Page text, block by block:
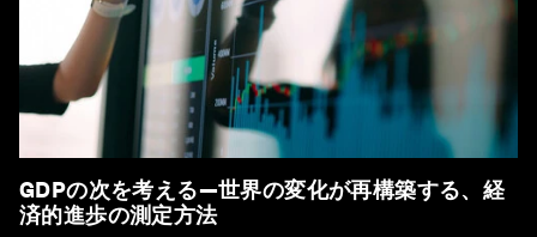
GDPの次を考える―世界の変化が再構築する、経
済的進歩の測定方法